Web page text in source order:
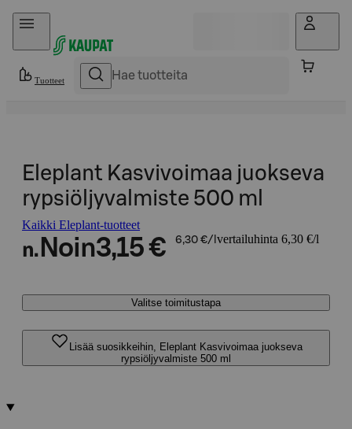
Hyppää sisältöön
Tuotteet
Eleplant Kasvivoimaa juokseva
rypsiöljyvalmiste 500 ml
Kaikki Eleplant-tuotteet
n. Noin3,15 € 6,30 €/l vertailuhinta 6,30 €/l
Valitse toimitustapa
Lisää suosikkeihin, Eleplant Kasvivoimaa juokseva
rypsiöljyvalmiste 500 ml